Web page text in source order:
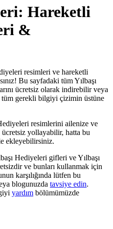
Hareketli
&
resimleri ve hareketli
Bu sayfadaki tüm Yılbaşı
ücretsiz olarak indirebilir veya
gerekli bilgiyi çizimin üstüne
resimlerini ailenize ve
ücretsiz yollayabilir, hatta bu
ekleyebilirsiniz.
Hediyeleri gifleri ve Yılbaşı
ve bunları kullanmak için
karşılığında lütfen bu
blogunuzda tavsiye edin.
yardım bölümümüzde